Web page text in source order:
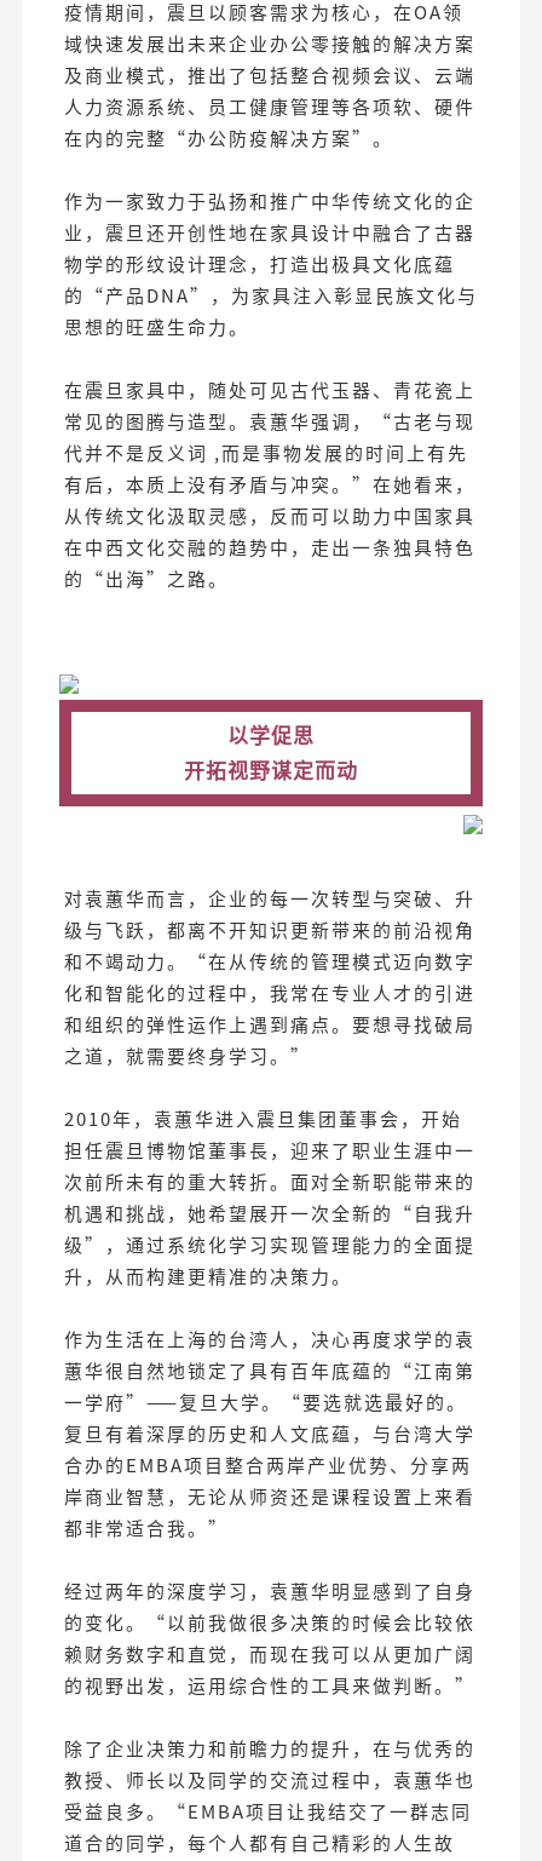
疫情期间，震旦以顾客需求为核心，在OA领
域快速发展出未来企业办公零接触的解决方案
及商业模式，推出了包括整合视频会议、云端
人力资源系统、员工健康管理等各项软、硬件
在内的完整“办公防疫解决方案”。
作为一家致力于弘扬和推广中华传统文化的企
业，震旦还开创性地在家具设计中融合了古器
物学的形纹设计理念，打造出极具文化底蕴
的“产品DNA”，为家具注入彰显民族文化与
思想的旺盛生命力。
在震旦家具中，随处可见古代玉器、青花瓷上
常见的图腾与造型。袁蕙华强调，“古老与现
代并不是反义词 ,而是事物发展的时间上有先
有后，本质上没有矛盾与冲突。”在她看来，
从传统文化汲取灵感，反而可以助力中国家具
在中西文化交融的趋势中，走出一条独具特色
的“出海”之路。
以学促思
开拓视野谋定而动
对袁蕙华而言，企业的每一次转型与突破、升
级与飞跃，都离不开知识更新带来的前沿视角
和不竭动力。“在从传统的管理模式迈向数字
化和智能化的过程中，我常在专业人才的引进
和组织的弹性运作上遇到痛点。要想寻找破局
之道，就需要终身学习。”
2010年，袁蕙华进入震旦集团董事会，开始
担任震旦博物馆董事長，迎来了职业生涯中一
次前所未有的重大转折。面对全新职能带来的
机遇和挑战，她希望展开一次全新的“自我升
级”，通过系统化学习实现管理能力的全面提
升，从而构建更精准的决策力。
作为生活在上海的台湾人，决心再度求学的袁
蕙华很自然地锁定了具有百年底蕴的“江南第
一学府”——复旦大学。“要选就选最好的。
复旦有着深厚的历史和人文底蕴，与台湾大学
合办的EMBA项目整合两岸产业优势、分享两
岸商业智慧，无论从师资还是课程设置上来看
都非常适合我。”
经过两年的深度学习，袁蕙华明显感到了自身
的变化。“以前我做很多决策的时候会比较依
赖财务数字和直觉，而现在我可以从更加广阔
的视野出发，运用综合性的工具来做判断。”
除了企业决策力和前瞻力的提升，在与优秀的
教授、师长以及同学的交流过程中，袁蕙华也
受益良多。“EMBA项目让我结交了一群志同
道合的同学，每个人都有自己精彩的人生故